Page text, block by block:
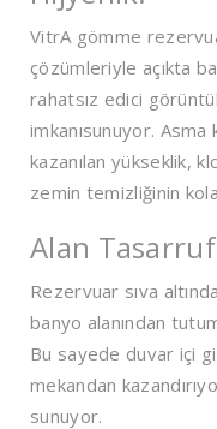
VitrA gömme
çözümleriyle açıkta
rahatsız edici
imkanısunuyor. Asma
kazanılan yükseklik,
zemin temizliğinin
Alan
Rezervuar sıva
banyo alanından
Bu sayede duvar içi
mekandan
sunuyor.